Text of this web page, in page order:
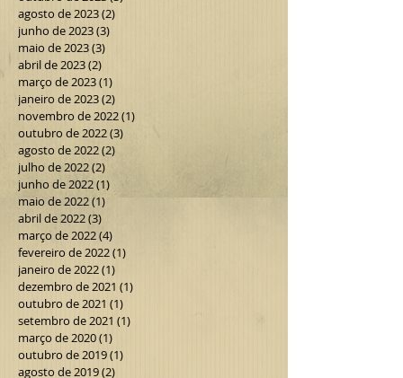
agosto de 2023(2)
junho de 2023(3)
maio de 2023(3)
abril de 2023(2)
março de 2023(1)
janeiro de 2023(2)
novembro de 2022(1)
outubro de 2022(3)
agosto de 2022(2)
julho de 2022(2)
junho de 2022(1) 1 post
maio de 2022(1)1 post
abril de 2022(3)
março de 2022(4)
fevereiro de 2022(1)
janeiro de 2022(1)
dezembro de 2021 (1)
outubro de 2021 (1)
setembro de 2021 (1)
março de 2020(1)
outubro de 2019(1)
agosto de 2019(2)